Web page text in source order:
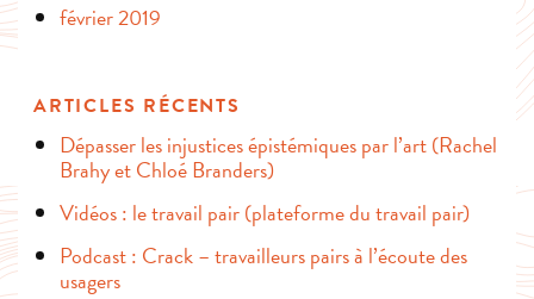
février 2019
ARTICLES RÉCENTS
Dépasser les injustices épistémiques par l’art (Rachel
Brahy et Chloé Branders)
Vidéos : le travail pair (plateforme du travail pair)
Podcast : Crack – travailleurs pairs à l’écoute des
usagers